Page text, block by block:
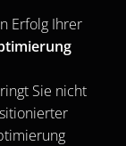
Erfolg Ihrer
Sie nicht